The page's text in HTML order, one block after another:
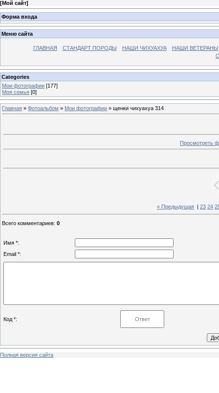
[Мой сайт]
Форма входа
Меню сайта
ГЛАВНАЯ СТАНДАРТ ПОРОДЫ НАШИ ЧИХУАХУА
НАШИ ВЕТЕРАНЫ
Categories
Мои фотографии [177]
Моя семья [0]
Главная » Фотоальбом » Мои фотографии » щенки чихуахуа 314
Просмотреть
« Предыдущая 23 24
Всего комментариев: 0
Имя *:
Email *:
Код *:
Полная версия сайта